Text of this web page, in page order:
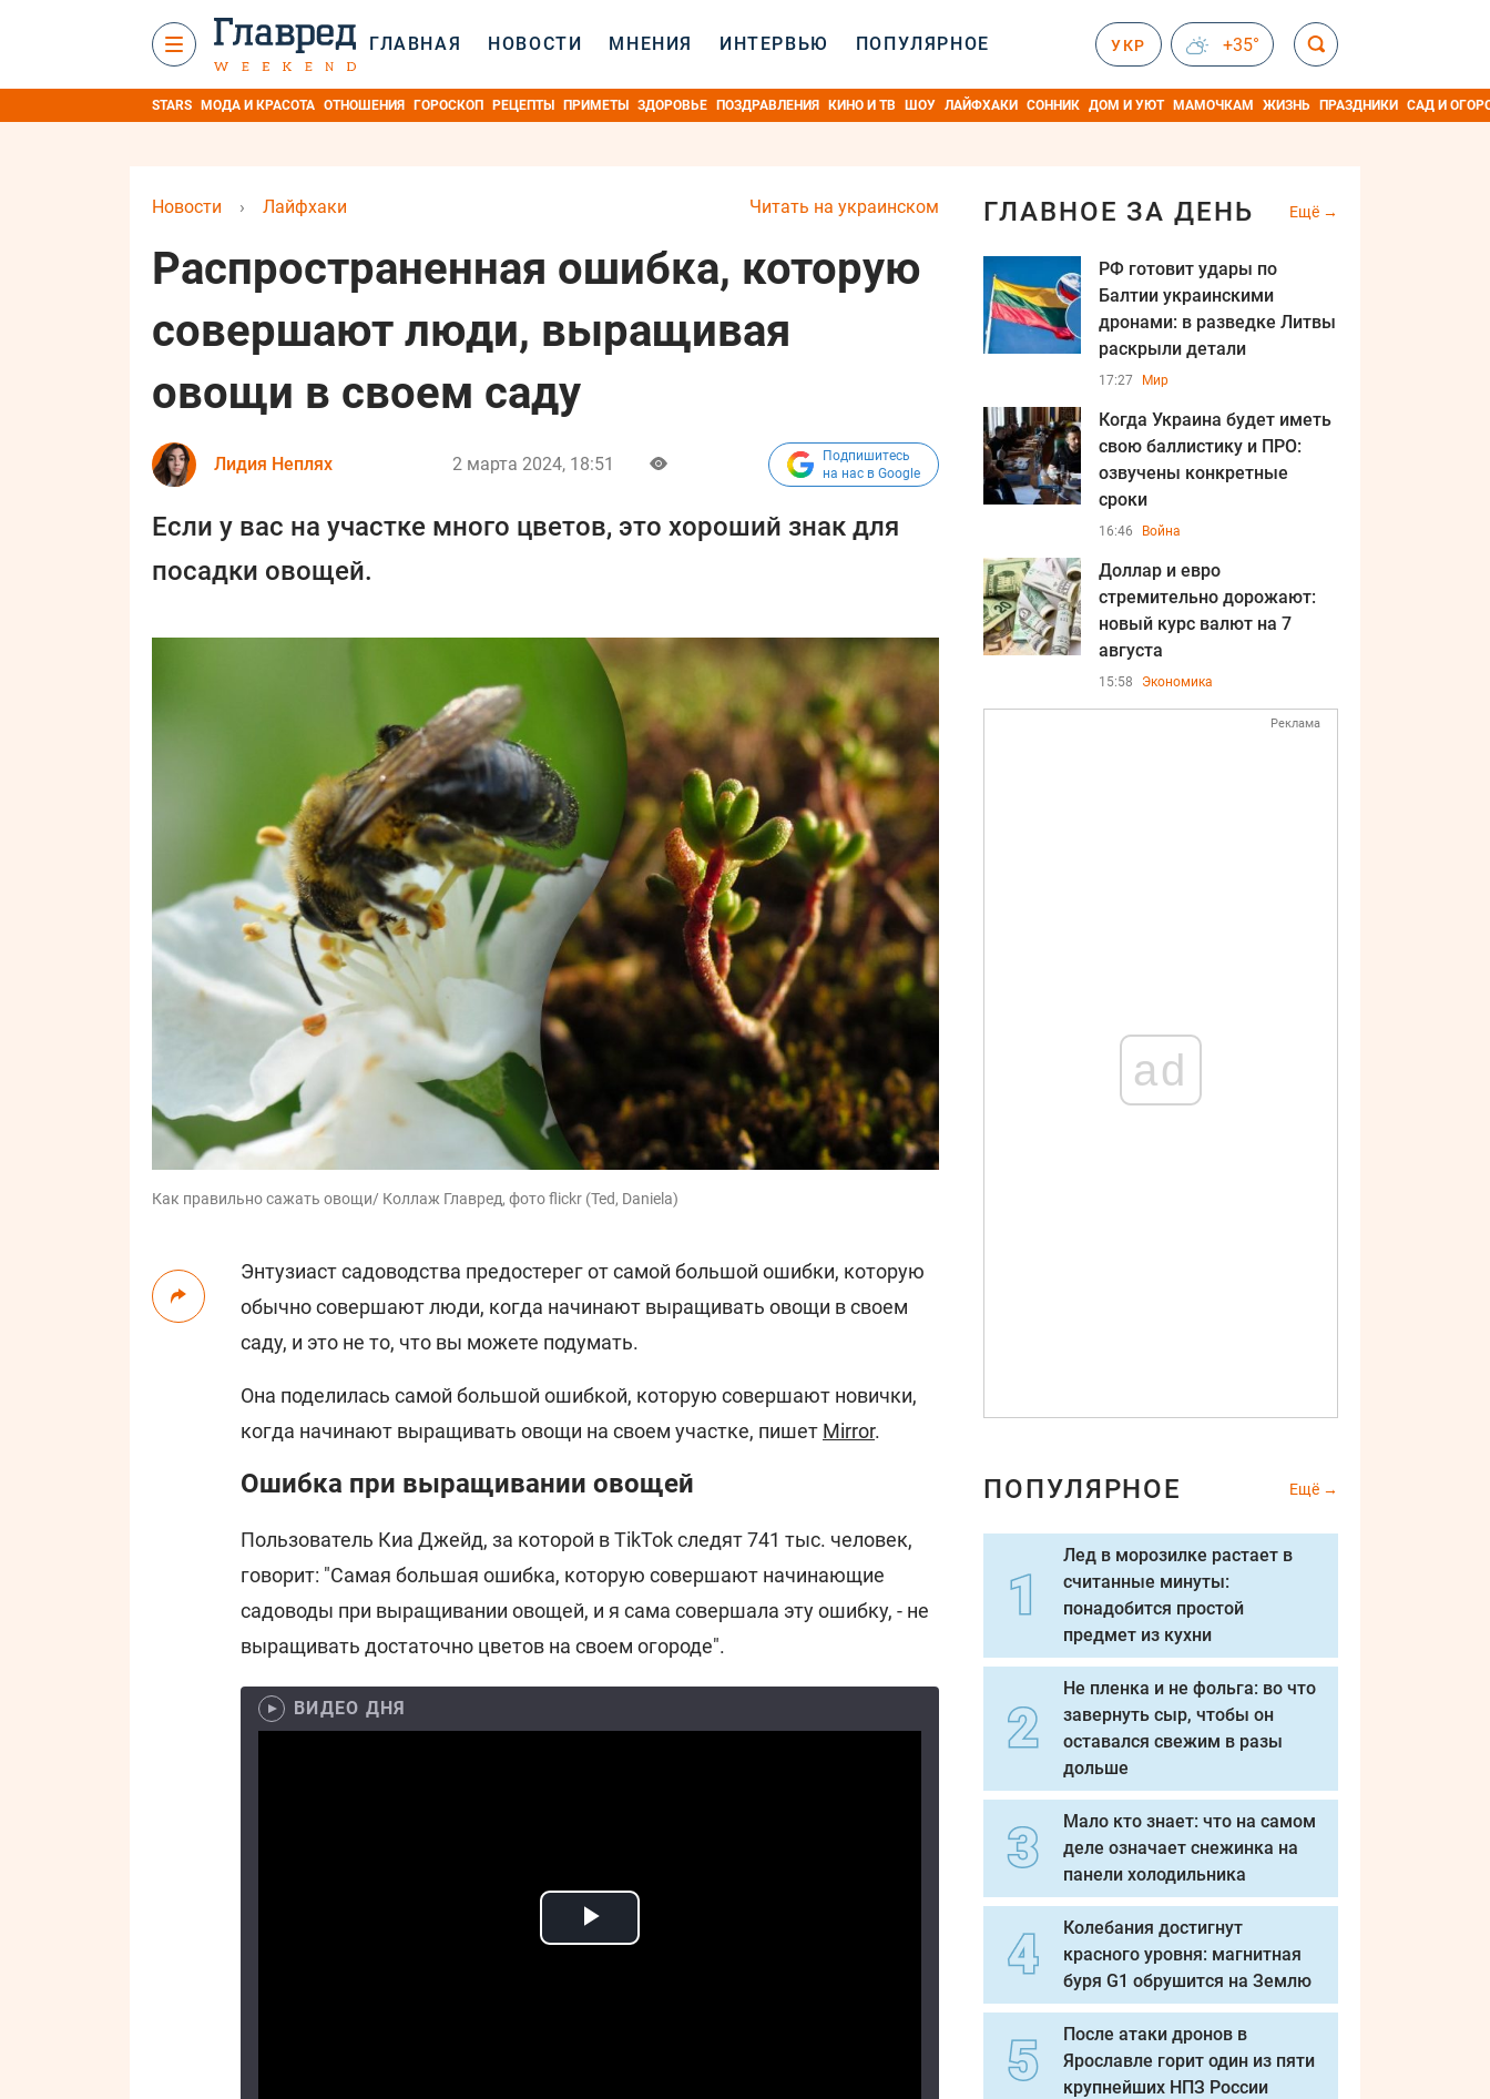
ГЛАВНАЯ НОВОСТИ МНЕНИЯ ИНТЕРВЬЮ ПОПУЛЯРНОЕ УКР +35°
STARS МОДА И КРАСОТА ОТНОШЕНИЯ ГОРОСКОП РЕЦЕПТЫ ПРИМЕТЫ ЗДОРОВЬЕ ПОЗДРАВЛЕНИЯ КИНО И ТВ ШОУ ЛАЙФХАКИ СОННИК ДОМ И УЮТ МАМОЧКАМ ЖИЗНЬ ПРАЗДНИКИ САД И
Читать на украинском
Новости › Лайфхаки
Распространенная ошибка, которую
совершают люди, выращивая
овощи в своем саду
Лидия Неплях 2 марта 2024, 18:51
Подпишитесь
на нас в Google
Если у вас на участке много цветов, это хороший знак для
посадки овощей.
Как правильно сажать овощи/ Коллаж Главред, фото flickr (Ted, Daniela)
Энтузиаст садоводства предостерег от самой большой ошибки, которую
обычно совершают люди, когда начинают выращивать овощи в своем
саду, и это не то, что вы можете подумать.
Она поделилась самой большой ошибкой, которую совершают новички,
когда начинают выращивать овощи на своем участке, пишет Mirror.
Ошибка при выращивании овощей
Пользователь Киа Джейд, за которой в TikTok следят 741 тыс. человек,
говорит: "Самая большая ошибка, которую совершают начинающие
садоводы при выращивании овощей, и я сама совершала эту ошибку, - не
выращивать достаточно цветов на своем огороде".
ВИДЕО ДНЯ
ГЛАВНОЕ ЗА ДЕНЬ Ещё
РФ готовит удары по
Балтии украинскими
дронами: в разведке Литвы
раскрыли детали
17:27 Мир
Когда Украина будет иметь
свою баллистику и ПРО:
озвучены конкретные
сроки
16:46 Война
Доллар и евро
стремительно дорожают:
новый курс валют на 7
августа
15:58 Экономика
Реклама
ad
ПОПУЛЯРНОЕ Ещё
Лед в морозилке растает в
считанные минуты:
понадобится простой
предмет из кухни
Не пленка и не фольга: во что
завернуть сыр, чтобы он
оставался свежим в разы
дольше
Мало кто знает: что на самом
деле означает снежинка на
панели холодильника
Колебания достигнут
красного уровня: магнитная
буря G1 обрушится на Землю
После атаки дронов в
Ярославле горит один из пяти
крупнейших НПЗ России